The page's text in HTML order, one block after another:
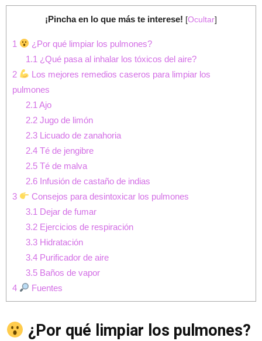
¡Pincha en lo que más te interese! [Ocultar]
1
¿Por qué limpiar los pulmones?
1.1 ¿Qué pasa al inhalar los tóxicos del aire?
2
Los mejores remedios caseros para limpiar los
pulmones
2.1 Ajo
2.2Jugo de limón
2.3Licuado de zanahoria
2.4Té de jengibre
2.5Té de malva
2.6Infusión de castaño de indias
3
Consejos para desintoxicar los pulmones
3.1 Dejar de fumar
3.2Ejercicios de respiración
3.3Hidratación
3.4Purificador de aire
3.5Baños de vapor
4
Fuentes
¿Por qué limpiar los pulmones?